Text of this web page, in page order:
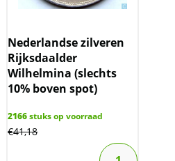
Nederlandse zilveren
Rijksdaalder
Wilhelmina (slechts
10% boven spot)
2166stuks op voorraad
€41,18